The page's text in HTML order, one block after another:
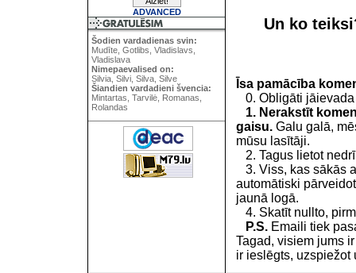
ADVANCED
Šodien vardadienas svin:
Mudīte, Gotlibs, Vladislavs,
Vladislava
Nimepaevalised on:
Silvia, Silvi, Silva, Silve
Šiandien vardadieni švencia:
Mintartas, Tarvilė, Romanas,
Rolandas
Un ko
Īsa pamācība
0. Obligāti jāievada
1. Nerakstīt
gaisu. Galu galā,
mūsu lasītāji.
2. Tagus lietot
3. Viss, kas sākās
automātiski
jaunā logā.
4. Skatīt nullto,
P.S. Emaili tiek
Tagad, visiem jums
ir ieslēgts, uzspiežot